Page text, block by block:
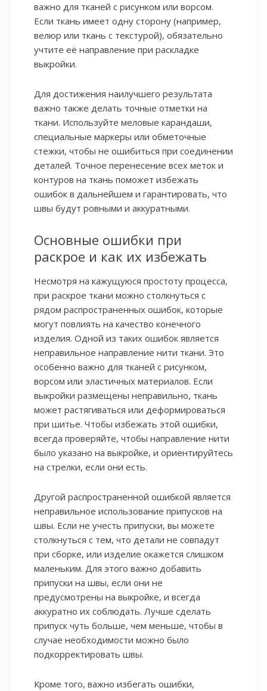
важно для тканей с рисунком или ворсом.
Если ткань имеет одну сторону (например,
велюр или ткань с текстурой), обязательно
учтите её направление при раскладке
выкройки.
Для достижения наилучшего результата
важно также делать точные отметки на
ткани. Используйте меловые карандаши,
специальные маркеры или обметочные
стежки, чтобы не ошибиться при соединении
деталей. Точное перенесение всех меток и
контуров на ткань поможет избежать
ошибок в дальнейшем и гарантировать, что
швы будут ровными и аккуратными.
Основные ошибки при
раскрое и как их избежать
Несмотря на кажущуюся простоту процесса,
при раскрое ткани можно столкнуться с
рядом распространенных ошибок, которые
могут повлиять на качество конечного
изделия. Одной из таких ошибок является
неправильное направление нити ткани. Это
особенно важно для тканей с рисунком,
ворсом или эластичных материалов. Если
выкройки размещены неправильно, ткань
может растягиваться или деформироваться
при шитье. Чтобы избежать этой ошибки,
всегда проверяйте, чтобы направление нити
было указано на выкройке, и ориентируйтесь
на стрелки, если они есть.
Другой распространенной ошибкой является
неправильное использование припусков на
швы. Если не учесть припуски, вы можете
столкнуться с тем, что детали не совпадут
при сборке, или изделие окажется слишком
маленьким. Для этого важно добавить
припуски на швы, если они не
предусмотрены на выкройке, и всегда
аккуратно их соблюдать. Лучше сделать
припуск чуть больше, чем меньше, чтобы в
случае необходимости можно было
подкорректировать швы.
Кроме того, важно избегать ошибки,